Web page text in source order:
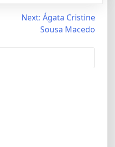
Next: Ágata Cristine
Sousa Macedo